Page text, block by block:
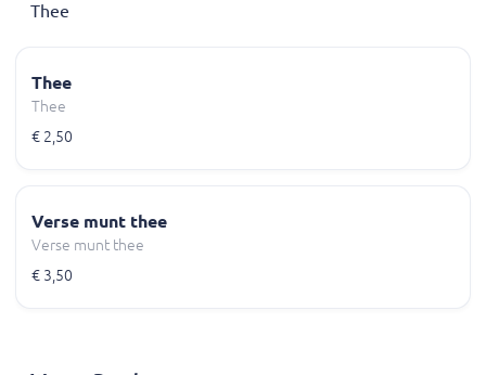
Thee
Thee
Thee
€ 2,50
Verse munt thee
Verse munt thee
€ 3,50